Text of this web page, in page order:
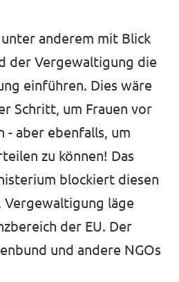
anderem mit Blick
der Vergewaltigung die
einführen. Dies wäre
Schritt, um Frauen vor
- aber ebenfalls, um
zu können! Das
blockiert diesen
läge
der EU. Der
und andere NGOs